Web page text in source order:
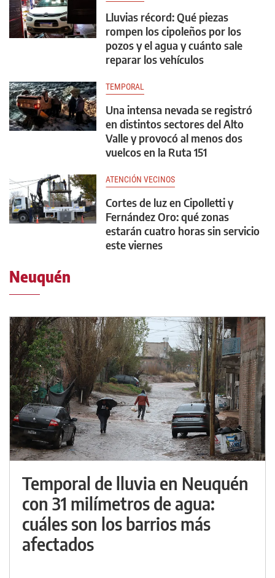
Lluvias récord: Qué piezas
rompen los cipoleños por los
pozos y el agua y cuánto sale
reparar los vehículos
TEMPORAL
Una intensa nevada se registró
en distintos sectores del Alto
Valle y provocó al menos dos
vuelcos en la Ruta 151
ATENCIÓN VECINOS
Cortes de luz en Cipolletti y
Fernández Oro: qué zonas
estarán cuatro horas sin servicio
este viernes
Neuquén
Temporal de lluvia en Neuquén
con 31 milímetros de agua:
cuáles son los barrios más
afectados